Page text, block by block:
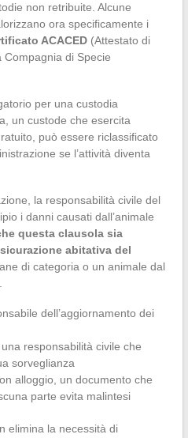
non retribuite. Alcune
ora specificamente i
ACACED(Attestato di
Compagnia di Specie
per una custodia
un custode che esercita
può essere riclassificato
se l’attività diventa
la responsabilità civile del
i danni causati dall’animale
questa clausola sia
abitativa del
di categoria o un animale dal
dell’aggiornamento dei
responsabilità civile che
sorveglianza
alloggio, un documento che
parte evita malintesi
elimina la necessità di